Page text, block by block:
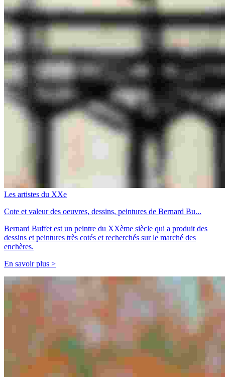
Les artistes du XXe
Cote et valeur des oeuvres, dessins, peintures de Bernard Bu...
Bernard Buffet est un peintre du XXème siècle qui a produit des
dessins et peintures très cotés et recherchés sur le marché des
enchères.
En savoir plus >